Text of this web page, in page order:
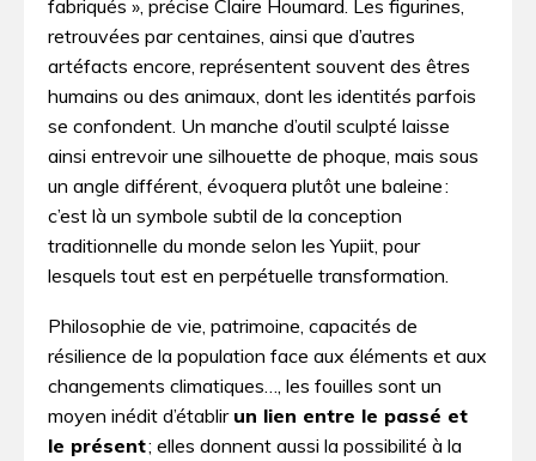
fabriqués », précise Claire Houmard. Les figurines,
retrouvées par centaines, ainsi que d’autres
artéfacts encore, représentent souvent des êtres
humains ou des animaux, dont les identités parfois
se confondent. Un manche d’outil sculpté laisse
ainsi entrevoir une silhouette de phoque, mais sous
un angle différent, évoquera plutôt une baleine :
c’est là un symbole subtil de la conception
traditionnelle du monde selon les Yupiit, pour
lesquels tout est en perpétuelle transformation.
Philosophie de vie, patrimoine, capacités de
résilience de la population face aux éléments et aux
changements climatiques…, les fouilles sont un
moyen inédit d’établir un lien entre le passé et
le présent; elles donnent aussi la possibilité à la